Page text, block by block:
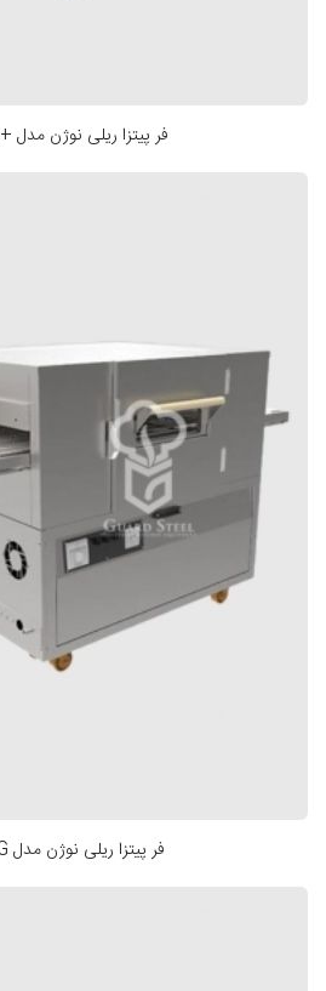
فر پیتزا ریلی نوژن مدل +2030sg
فر پیتزا ریلی نوژن مدل 3048SG